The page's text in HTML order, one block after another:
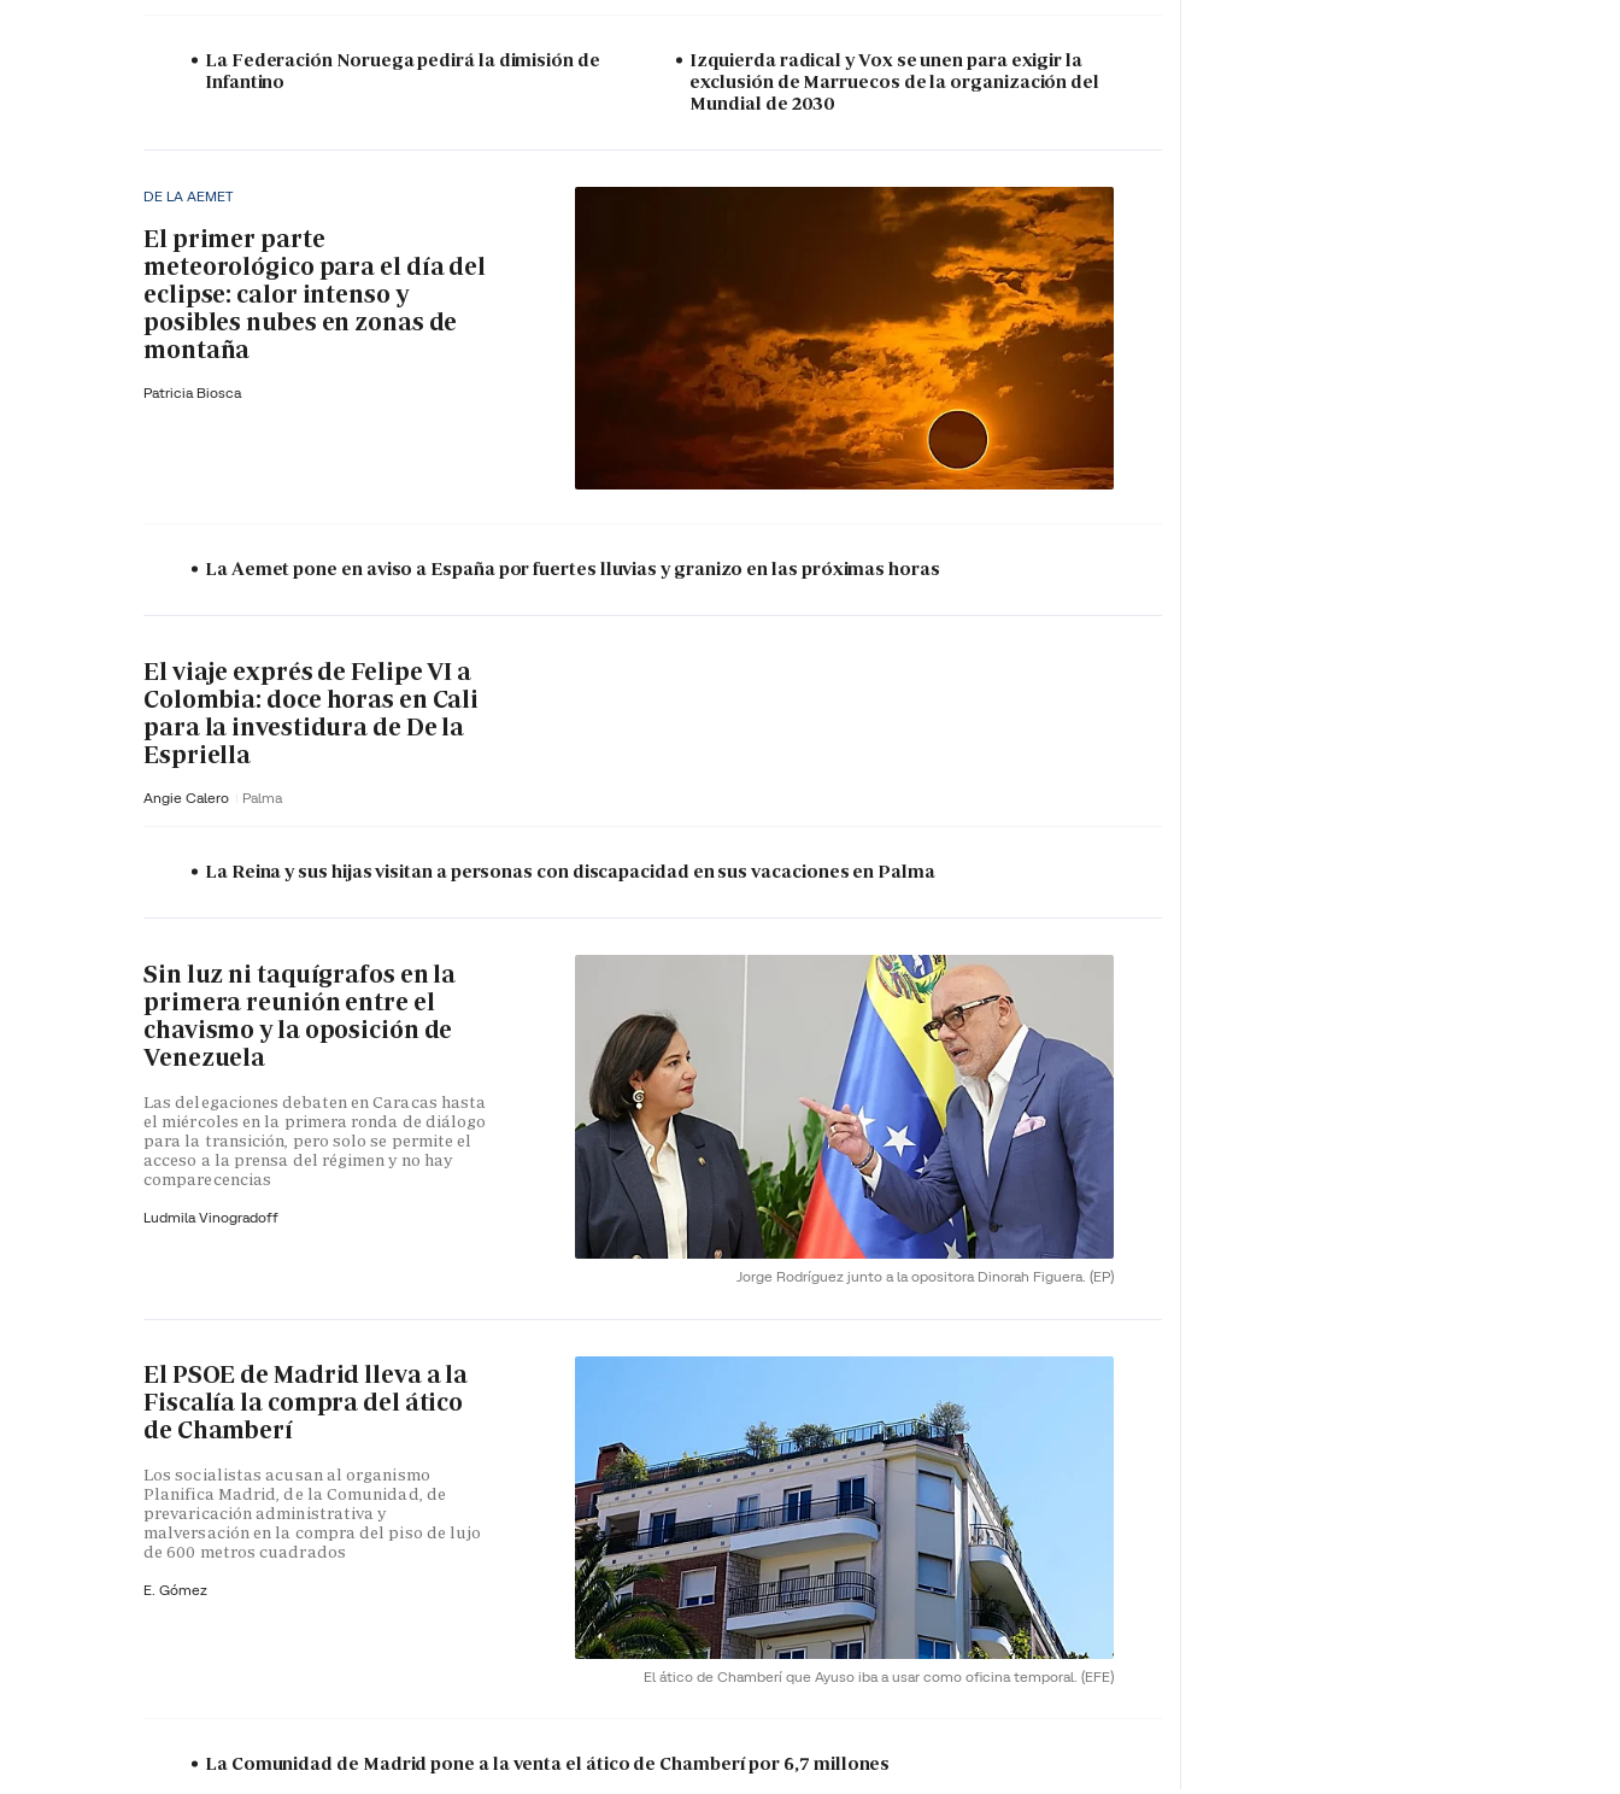
La Federación Noruega pedirá la dimisión de
Infantino
Izquierda radical y Vox se unen para exigir la
exclusión de Marruecos de la organización del
Mundial de 2030
DE LA AEMET
El primer parte
meteorológico para el día del
eclipse: calor intenso y
posibles nubes en zonas de
montaña
Patricia Biosca
La Aemet pone en aviso a España por fuertes lluvias y granizo en las próximas horas
El viaje exprés de Felipe VI a
Colombia: doce horas en Cali
para la investidura de De la
Espriella
Angie Calero Palma
La Reina y sus hijas visitan a personas con discapacidad en sus vacaciones en Palma
Jorge Rodríguez junto a la opositora Dinorah Figuera. (EP)
Sin luz ni taquígrafos en la
primera reunión entre el
chavismo y la oposición de
Venezuela
Las delegaciones debaten en Caracas hasta
el miércoles en la primera ronda de diálogo
para la transición, pero solo se permite el
acceso a la prensa del régimen y no hay
comparecencias
Ludmila Vinogradoff
El ático de Chamberí que Ayuso iba a usar como oficina temporal. (EFE)
El PSOE de Madrid lleva a la
Fiscalía la compra del ático
de Chamberí
Los socialistas acusan al organismo
Planifica Madrid, de la Comunidad, de
prevaricación administrativa y
malversación en la compra del piso de lujo
de 600 metros cuadrados
E. Gómez
La Comunidad de Madrid pone a la venta el ático de Chamberí por 6,7 millones